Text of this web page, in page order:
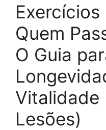
Exercícios
Quem
O Guia
Vitalidade
Lesões)